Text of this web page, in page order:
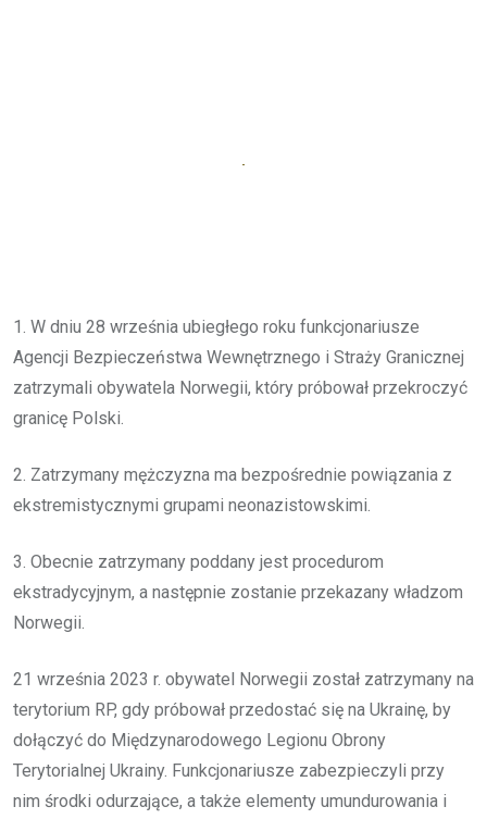
1. W dniu 28 września ubiegłego roku funkcjonariusze
Agencji Bezpieczeństwa Wewnętrznego i Straży Granicznej
zatrzymali obywatela Norwegii, który próbował przekroczyć
granicę Polski.
2. Zatrzymany mężczyzna ma bezpośrednie powiązania z
ekstremistycznymi grupami neonazistowskimi.
3. Obecnie zatrzymany poddany jest procedurom
ekstradycyjnym, a następnie zostanie przekazany władzom
Norwegii.
21 września 2023 r. obywatel Norwegii został zatrzymany na
terytorium RP, gdy próbował przedostać się na Ukrainę, by
dołączyć do Międzynarodowego Legionu Obrony
Terytorialnej Ukrainy. Funkcjonariusze zabezpieczyli przy
nim środki odurzające, a także elementy umundurowania i